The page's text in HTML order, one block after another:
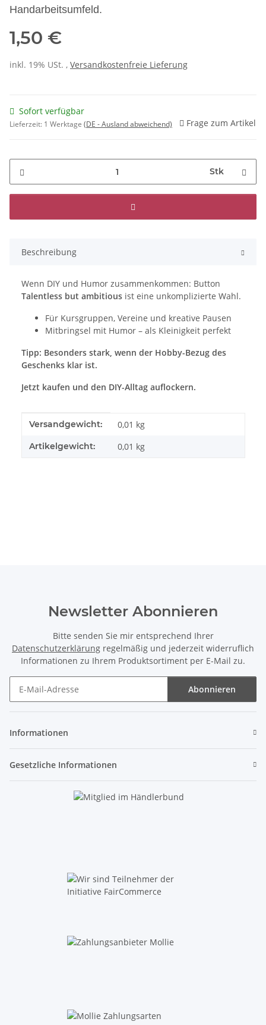
Handarbeitsumfeld.
1,50 €
inkl. 19% USt. , Versandkostenfreie Lieferung
Sofort verfügbar
Lieferzeit: 1 Werktage (DE - Ausland abweichend) Frage zum Artikel
Stk
Beschreibung
Wenn DIY und Humor zusammenkommen: Button
Talentless but ambitious ist eine unkomplizierte Wahl.
Für Kursgruppen, Vereine und kreative Pausen
Mitbringsel mit Humor – als Kleinigkeit perfekt
Tipp: Besonders stark, wenn der Hobby-Bezug des
Geschenks klar ist.
Jetzt kaufen und den DIY-Alltag auflockern.
Produkteigenschaft
Wert
Versandgewicht: 0,01 kg
Artikelgewicht: 0,01 kg
Newsletter Abonnieren
Bitte senden Sie mir entsprechend Ihrer
Datenschutzerklärung regelmäßig und jederzeit widerruflich
Informationen zu Ihrem Produktsortiment per E-Mail zu.
Abonnieren
Informationen
Gesetzliche Informationen